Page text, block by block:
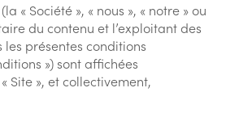
(la « Société », « nous », « notre » ou
du contenu et l’exploitant des
les présentes conditions
») sont affichées
Site », et collectivement,